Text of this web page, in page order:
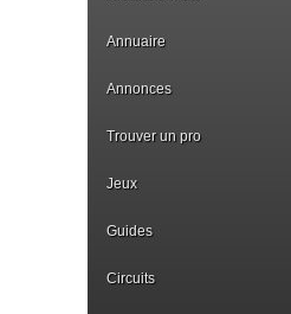
Annuaire
Annonces
Trouver un pro
Jeux
Guides
Circuits